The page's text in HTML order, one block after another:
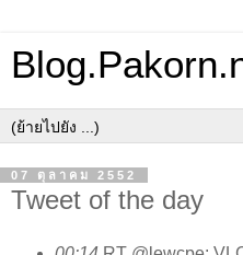
07 ตุลาคม 2552
Tweet of the day